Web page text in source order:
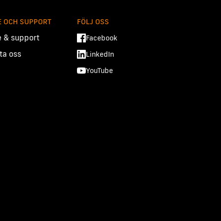
OCH SUPPORT
& support
oss
FÖLJ OSS
Facebook
LinkedIn
YouTube